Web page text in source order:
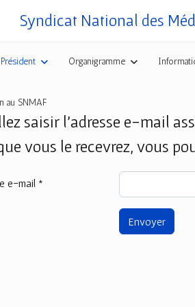
Syndicat National des
Organigramme
au SNMAF
saisir l'adresse e-mail
vous le recevrez, vous
e-mail *
Envoyer